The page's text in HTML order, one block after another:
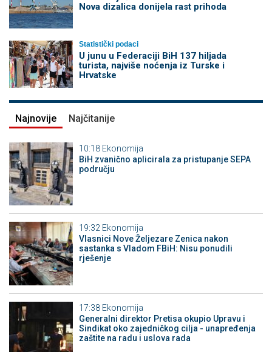
Nova dizalica donijela rast prihoda
Statistički podaci
U junu u Federaciji BiH 137 hiljada
turista, najviše noćenja iz Turske i
Hrvatske
Najnovije Najčitanije
10:18 Ekonomija
BiH zvanično aplicirala za pristupanje SEPA
području
19:32 Ekonomija
Vlasnici Nove Željezare Zenica nakon
sastanka s Vladom FBiH: Nisu ponudili
rješenje
17:38 Ekonomija
Generalni direktor Pretisa okupio Upravu i
Sindikat oko zajedničkog cilja - unapređenja
zaštite na radu i uslova rada